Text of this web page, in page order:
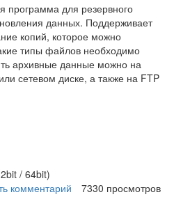
программа для резервного
данных. Поддерживает
копий, которое можно
типы файлов необходимо
архивные данные можно на
сетевом диске, а также на FTP
/ 64bit)
BackUp
комментарий
7330 просмотров